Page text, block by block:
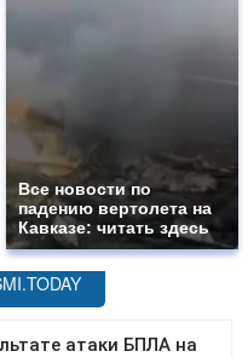
Все новости по
падению вертолета на
Кавказе: читать здесь